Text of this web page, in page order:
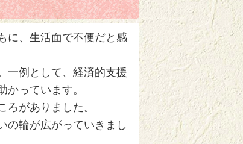
に、生活面で不便だと感
一例として、経済的支援
っています。
がありました。
の輪が広がっていきまし